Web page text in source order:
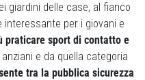
giardini delle case, al fianco
per i giovani e
praticare sport di contatto e
e da quella categoria
tra la pubblica sicurezza